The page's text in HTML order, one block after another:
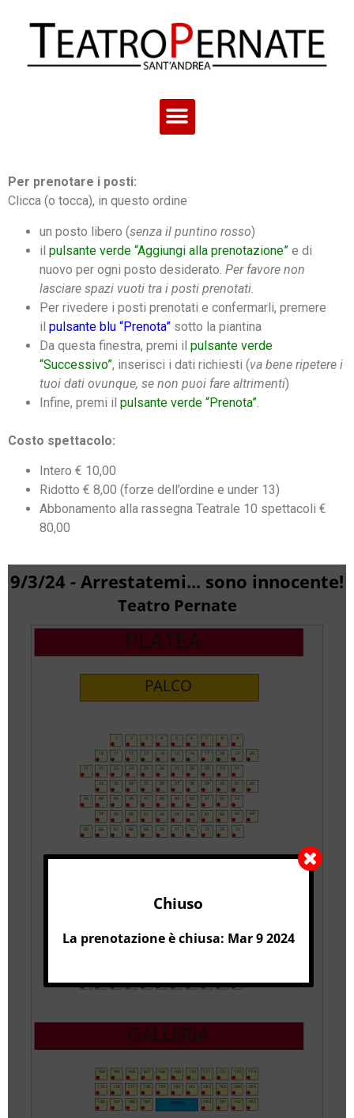
Per prenotare i posti:
Clicca (o tocca), in questo ordine
un posto libero (senza il puntino rosso)
il pulsante verde “Aggiungi alla prenotazione” e di
nuovo per ogni posto desiderato. Per favore non
lasciare spazi vuoti tra i posti prenotati.
Per rivedere i posti prenotati e confermarli, premere
il pulsante blu “Prenota” sotto la piantina
Da questa finestra, premi il pulsante verde
“Successivo”, inserisci i dati richiesti (va bene ripetere i
tuoi dati ovunque, se non puoi fare altrimenti)
Infine, premi il pulsante verde “Prenota”
Costo spettacolo:
Intero € 10,00
Ridotto € 8,00 (forze dell’ordine e under 13)
Abbonamento alla rassegna Teatrale 10 spettacoli €
80,00